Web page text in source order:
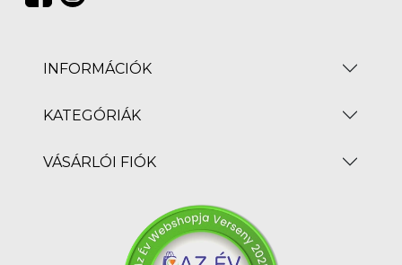
INFORMÁCIÓK
KATEGÓRIÁK
VÁSÁRLÓI FIÓK